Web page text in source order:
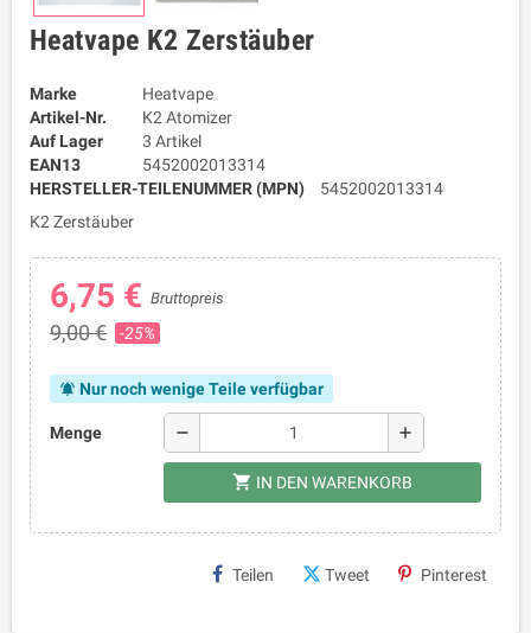
Heatvape K2 Zerstäuber
Marke
Heatvape
Artikel-Nr.
K2 Atomizer
Auf Lager
3 Artikel
EAN13
5452002013314
HERSTELLER-TEILENUMMER (MPN)
5452002013314
K2 Zerstäuber
6,75 € Bruttopreis
9,00 € -25%
notifications_active Nur noch wenige Teile verfügbar
Menge remove add
shopping_cart IN DEN WARENKORB
Teilen Tweet Pinterest